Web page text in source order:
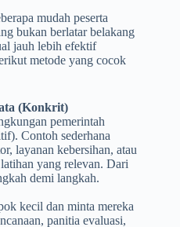
mudah peserta
bukan berlatar belakang
jauh lebih efektif
metode yang cocok
(Konkrit)
pemerintah
Contoh sederhana
layanan kebersihan, atau
yang relevan. Dari
demi langkah.
kecil dan minta mereka
panitia evaluasi,